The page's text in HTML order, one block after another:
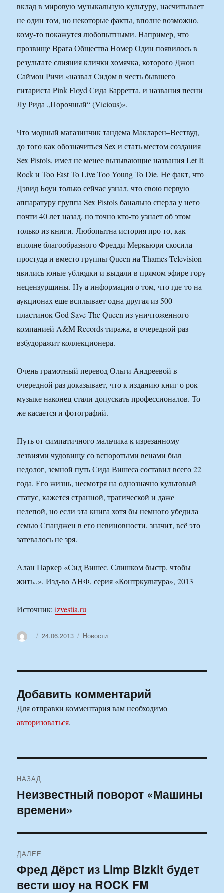
вклад в мировую музыкальную культуру, насчитывает
не один том, но некоторые факты, вполне возможно,
кому-то покажутся любопытными. Например, что
прозвище Врага Общества Номер Один появилось в
результате слияния клички хомячка, которого Джон
Саймон Ричи «назвал Сидом в честь бывшего
гитариста Pink Floyd Сида Барретта, и названия песни
Лу Рида „Порочный“ (Vicious)».
Что модный магазинчик тандема Макларен–Вествуд,
до того как обозначиться Sex и стать местом создания
Sex Pistols, имел не менее вызывающие названия Let It
Rock и Too Fast To Live Too Young To Die. Не факт, что
Дэвид Боуи только сейчас узнал, что свою первую
аппаратуру группа Sex Pistols банально сперла у него
почти 40 лет назад, но точно кто-то узнает об этом
только из книги. Любопытна история про то, как
вполне благообразного Фредди Меркьюри скосила
простуда и вместо группы Queen на Thames Television
явились юные ублюдки и выдали в прямом эфире гору
нецензурщины. Ну а информация о том, что где-то на
аукционах еще всплывает одна-другая из 500
пластинок God Save The Queen из уничтоженного
компанией A&M Records тиража, в очередной раз
взбудоражит коллекционера.
Очень грамотный перевод Ольги Андреевой в
очередной раз доказывает, что к изданию книг о рок-
музыке наконец стали допускать профессионалов. То
же касается и фотографий.
Путь от симпатичного мальчика к изрезанному
лезвиями чудовищу со вспоротыми венами был
недолог, земной путь Сида Вишеса составил всего 22
года. Его жизнь, несмотря на однозначно культовый
статус, кажется странной, трагической и даже
нелепой, но если эта книга хотя бы немного убедила
семью Спанджен в его невиновности, значит, всё это
затевалось не зря.
Алан Паркер «Сид Вишес. Слишком быстр, чтобы
жить..». Изд-во АНФ, серия «Контркультура», 2013
Источник:izvestia.ru
АвторОпубликовано
24.06.2013 Рубрики
Новости
Добавить комментарий
Для отправки комментария вам необходимо
авторизоваться.
по
записям
НАЗАД
Предыдущая
запись:
Неизвестный поворот «Машины
времени»
ДАЛЕЕ
Следующая
запись:
Фред Дёрст из Limp Bizkit будет
вести шоу на ROCK FM